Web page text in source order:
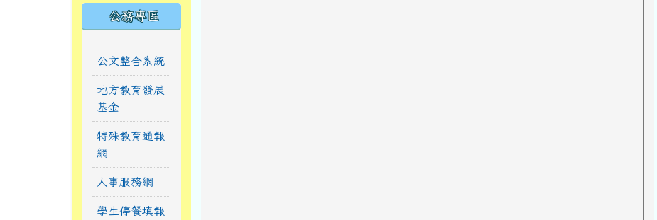
公務專區
公文整合系統
地方教育發展
基金
特殊教育通報
網
人事服務網
學生停餐填報